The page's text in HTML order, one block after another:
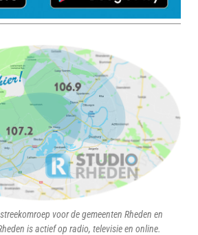
voor de gemeenten Rheden en
is actief op radio, televisie en online.